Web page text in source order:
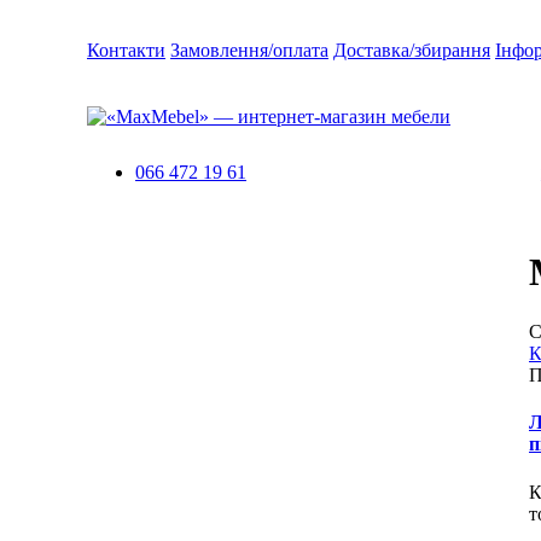
Контакти Замовлення/оплата Доставка/збирання
066 472 19 61